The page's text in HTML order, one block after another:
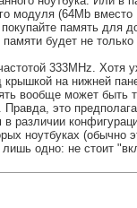
модуля (64Mb вместо
память для
будет не
333MHz.
на нижней
вообще может быть
это
различии
ноутбуках
одно: не стоит